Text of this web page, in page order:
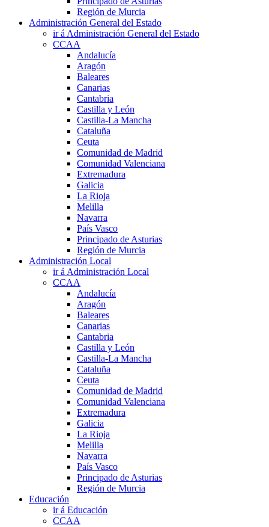
Región de Murcia
Administración General del Estado
ir á Administración General del Estado
CCAA
Andalucía
Aragón
Baleares
Canarias
Cantabria
Castilla y León
Castilla-La Mancha
Cataluña
Ceuta
Comunidad de Madrid
Comunidad Valenciana
Extremadura
Galicia
La Rioja
Melilla
Navarra
País Vasco
Principado de Asturias
Región de Murcia
Administración Local
ir á Administración Local
CCAA
Andalucía
Aragón
Baleares
Canarias
Cantabria
Castilla y León
Castilla-La Mancha
Cataluña
Ceuta
Comunidad de Madrid
Comunidad Valenciana
Extremadura
Galicia
La Rioja
Melilla
Navarra
País Vasco
Principado de Asturias
Región de Murcia
Educación
ir á Educación
CCAA